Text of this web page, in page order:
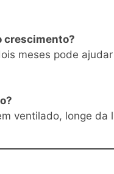
crescimento?
meses pode
ventilado, longe da